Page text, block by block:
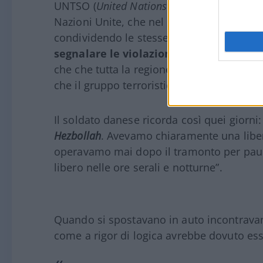
UNTSO (United Nations Truce Supervision
Nazioni Unite, che nel sud del Libano
condividendo le stesse basi, allo scopo
segnalare le violazioni della
che che tutta la regione a sud del fiume
che il gruppo terroristico venga disarmato.
Il soldato danese ricorda così quei
Hezbollah. Avevamo chiaramente una
operavamo mai dopo il tramonto per
libero nelle ore serali e notturne”.
Quando si spostavano in auto
come a rigor di logica avrebbe dovuto